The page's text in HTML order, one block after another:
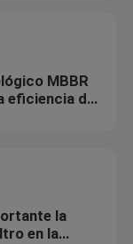
MBBR
eficiencia del
la
en la